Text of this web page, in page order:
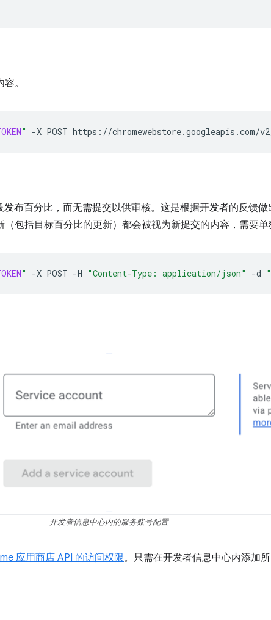
。
" -X POST
布百分比，而无需提交以供审核。这是根据开发者的反馈
包括目标百分比的更新）都会被视为新提交的内容，需要单
" -X POST -H "Content-Type: application/json" -d
开发者信息中心内的服务账号配置
应用商店 API 的访问权限。只需在开发者信息中心内添加